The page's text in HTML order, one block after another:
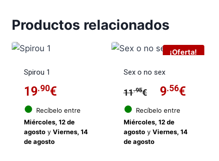
Productos relacionados
Spirou 1
19.90€
● Recíbelo entre
Miércoles, 12 de
agostoy Viernes, 14
de agosto
¡Oferta!
Sex o no sex
11.95€
El
precio
original
9.56€El
actual
● Recíbelo entre
Miércoles, 12 de
agostoy Viernes, 14
de agosto